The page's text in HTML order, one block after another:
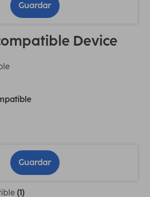
Guardar
Device
Guardar
(1)